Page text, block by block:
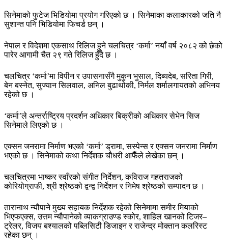
सिनेमाको फुटेज भिडियोमा प्रयोग गरिएको छ । सिनेमाका कलाकारको जति नै
सुशान्त पनि भिडियोमा फिचर्ड छन् ।
नेपाल र विदेशमा एकसाथ रिलिज हुने चलचित्र ‘कर्मा’ नयाँ वर्ष २०८२ को छेको
पारेर आगामी चैत २९ गते रिलिज हुँदै छ ।
चलचित्र ‘कर्मा’मा विपीन र उपासनासँगै मुकुन भुसाल, दिब्यदेब, सरिता गिरी,
बेन बस्नेत, सुज्यान सिलवाल, अनिल बुढाथोकी, निर्मल शर्मालगायतको अभिनय
रहेको छ ।
‘कर्मा’ले अन्तर्राष्ट्रिय प्रदर्शन अधिकार बिक्रीको अधिकार सेभेन सिज
सिनेमाले लिएको छ ।
एक्सन जनरामा निर्माण भएको ‘कर्मा’ ड्रामा, सस्पेन्स र एक्सन जनरामा निर्माण
भएको छ । सिनेमाको कथा निर्देशक चौधरी आफैँले लेखेका छन् ।
चलचित्रमा भाष्कर स्वाँरको संगीत निर्देशन, कविराज गहतराजको
कोरियोग्राफी, श्री श्रेष्ठको द्वन्द्व निर्देशन र निमेष श्रेष्ठको सम्पादन छ ।
तारानाथ न्यौपाने मुख्य सहायक निर्देशक रहेको सिनेमामा समीर मियाको
भिएफएक्स, उत्तम न्यौपानेको व्याकग्राउण्ड स्कोर, शाहिल खानको टिजर–
ट्रेलर, विजय बश्यालको पब्लिसिटी डिजाइन र राजेन्द्र मोक्तान कलरिस्ट
रहेका छन् ।